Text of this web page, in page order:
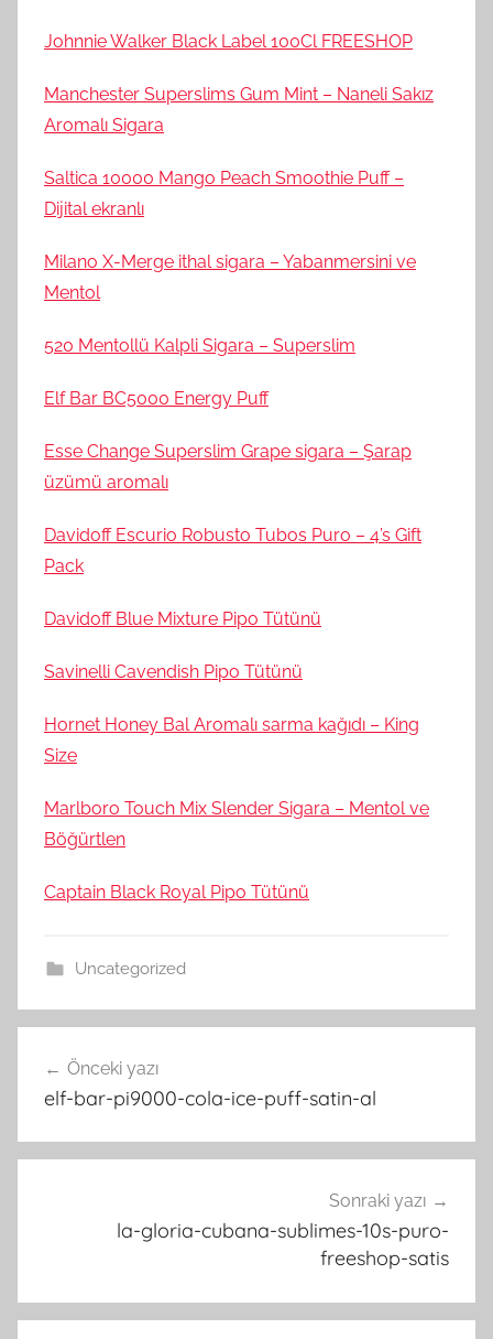
Johnnie Walker Black Label 100Cl FREESHOP
Manchester Superslims Gum Mint – Naneli Sakız
Aromalı Sigara
Saltica 10000 Mango Peach Smoothie Puff –
Dijital ekranlı
Milano X-Merge ithal sigara – Yabanmersini ve
Mentol
520 Mentollü Kalpli Sigara – Superslim
Elf Bar BC5000 Energy Puff
Esse Change Superslim Grape sigara – Şarap
üzümü aromalı
Davidoff Escurio Robusto Tubos Puro – 4’s Gift
Pack
Davidoff Blue Mixture Pipo Tütünü
Savinelli Cavendish Pipo Tütünü
Hornet Honey Bal Aromalı sarma kağıdı – King
Size
Marlboro Touch Mix Slender Sigara – Mentol ve
Böğürtlen
Captain Black Royal Pipo Tütünü
Uncategorized
gezinmesi
Önceki yazı
elf-bar-pi9000-cola-ice-puff-satin-al
Sonraki yazı
la-gloria-cubana-sublimes-10s-puro-
freeshop-satis